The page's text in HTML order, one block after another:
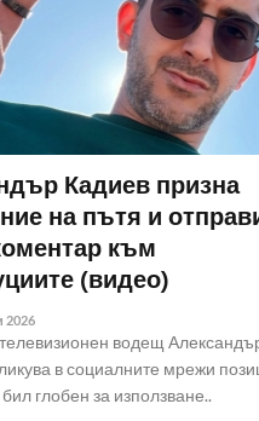
Кадиев призна
на пътя и
към
(видео)
2026
водещ
в социалните мрежи
глобен за използване..